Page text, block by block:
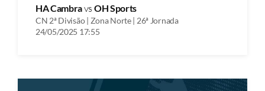
HA Cambravs OH Sports
CN 2ª Divisão | Zona Norte | 26ª Jornada
24/05/2025 17:55